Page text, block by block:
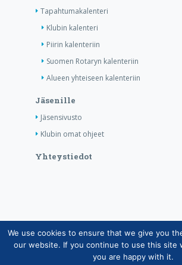
Tapahtumakalenteri
Klubin kalenteri
Piirin kalenteriin
Suomen Rotaryn kalenteriin
Alueen yhteiseen kalenteriin
Jäsenille
Jäsensivusto
Klubin omat ohjeet
Yhteystiedot
Copyright © Suomen Rotarypalvelu
Jäsentietojärjestelmän tietosuojaseloste|
käsittely Rotarytoiminnassa
We use cookies to ensure that we give you
our website. If you continue to use this site
you are happy with it.